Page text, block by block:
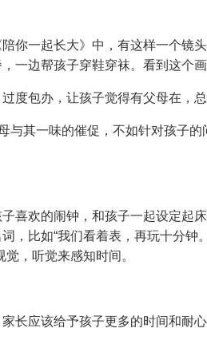
你一起长大》中，有这样一个镜
一边帮孩子穿鞋穿袜。看到这个
度包办，让孩子觉得有父母在，
与其一味的催促，不如针对孩子
喜欢的闹钟，和孩子一起设定起
，比如“我们看着表，再玩十分钟
，听觉来感知时间。
长应该给予孩子更多的时间和耐